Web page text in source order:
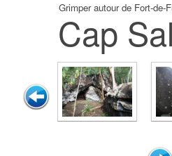
Grimper autour de Fort-de-
Cap